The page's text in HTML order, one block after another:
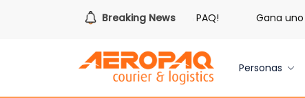
Breaking News
¡Es hora de redimir tus libras de Cash PAQ! Gana uno
Personas